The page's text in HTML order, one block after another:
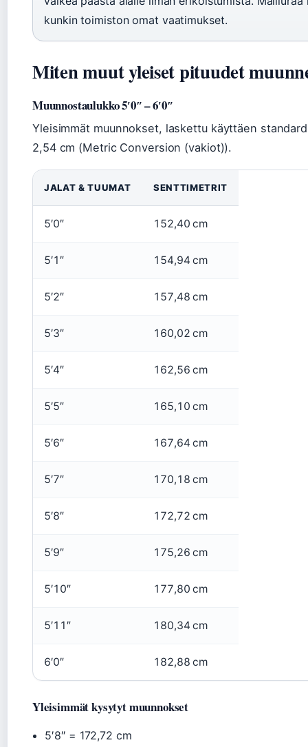
kunkin toimiston omat vaatimukset.
Miten muut yleiset pituudet
Muunnostaulukko 5′0″ – 6′0″
Yleisimmät muunnokset, laskettu käyttäen
2,54 cm (Metric Conversion (vakiot)).
JALAT & TUUMAT SENTTIMETRIT
5′0″ 152,40 cm
5′1″ 154,94 cm
5′2″ 157,48 cm
5′3″ 160,02 cm
5′4″ 162,56 cm
5′5″ 165,10 cm
5′6″ 167,64 cm
5′7″ 170,18 cm
5′8″ 172,72 cm
5′9″ 175,26 cm
5′10″ 177,80 cm
5′11″ 180,34 cm
6′0″ 182,88 cm
Yleisimmät kysytyt muunnokset
5′8″ = 172,72 cm